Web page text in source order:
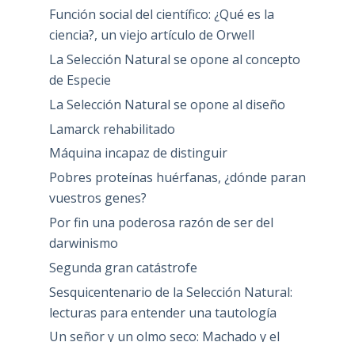
Función social del científico: ¿Qué es la
ciencia?, un viejo artículo de Orwell
La Selección Natural se opone al concepto
de Especie
La Selección Natural se opone al diseño
Lamarck rehabilitado
Máquina incapaz de distinguir
Pobres proteínas huérfanas, ¿dónde paran
vuestros genes?
Por fin una poderosa razón de ser del
darwinismo
Segunda gran catástrofe
Sesquicentenario de la Selección Natural:
lecturas para entender una tautología
Un señor y un olmo seco: Machado y el